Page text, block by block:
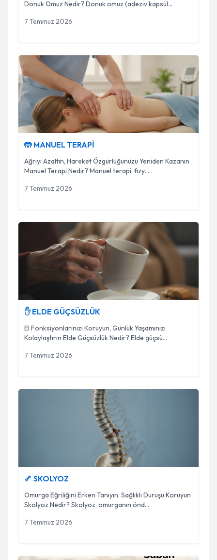
Donuk Omuz Nedir? Donuk omuz (adeziv kapsül...
7 Temmuz 2026
🤲 MANUEL TERAPİ
🤲 MANUEL TERAPİ
Ağrıyı Azaltın, Hareket Özgürlüğünüzü Yeniden Kazanın
Manuel Terapi Nedir? Manuel terapi, fizy...
7 Temmuz 2026
✋ ELDE GÜÇSÜZLÜK
✋ ELDE GÜÇSÜZLÜK
El Fonksiyonlarınızı Koruyun, Günlük Yaşamınızı
Kolaylaştırın Elde Güçsüzlük Nedir? Elde güçsü...
7 Temmuz 2026
🦴 SKOLYOZ
Omurga Eğriliğini Erken Tanıyın, Sağlıklı Duruşu Koruyun
Skolyoz Nedir? Skolyoz, omurganın önd...
7 Temmuz 2026